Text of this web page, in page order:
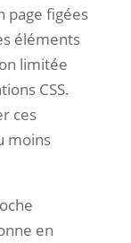
page figées
éléments
limitée
CSS.
ces
moins
en